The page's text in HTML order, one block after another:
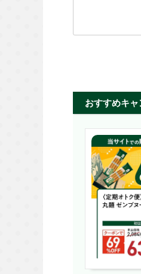
おすすめキ